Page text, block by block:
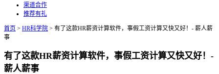
渠道合作
推荐有礼
首页 > HR科学院 > 有了这款HR薪资计算软件，事假工资计算又快又好！- 薪人薪
事
有了这款HR薪资计算软件，事假工资计算又快又好！-
薪人薪事